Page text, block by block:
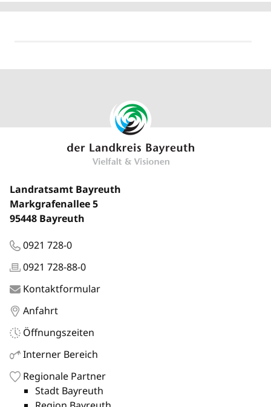
Landratsamt Bayreuth
Markgrafenallee 5
95448 Bayreuth
0921 728-0
0921 728-88-0
Kontaktformular
Anfahrt
Öffnungszeiten
Interner Bereich
Regionale Partner
Stadt Bayreuth